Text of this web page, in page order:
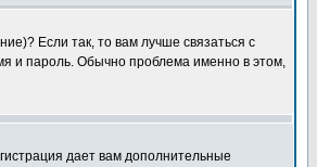
Если так, то вам лучше связаться с
и пароль. Обычно проблема именно в этом,
дает вам дополнительные